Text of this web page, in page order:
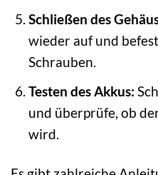
Schließen des
wieder auf und
Schrauben.
Testen des Akkus:
und überprüfe, ob
wird.